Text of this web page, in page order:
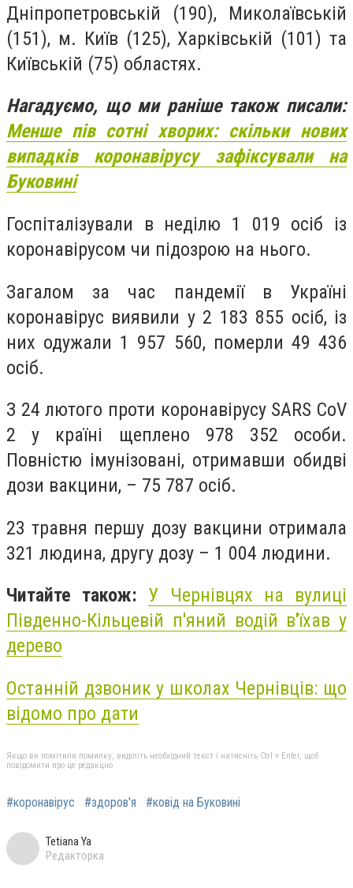
Дніпропетровській (190), Миколаївській
(151), м. Київ (125), Харківській (101) та
Київській (75) областях.
Нагадуємо, що ми раніше також писали:
Менше пів сотні хворих: скільки нових
випадків коронавірусу зафіксували на
Буковині
Госпіталізували в неділю 1 019 осіб із
коронавірусом чи підозрою на нього.
Загалом за час пандемії в Україні
коронавірус виявили у 2 183 855 осіб, із
них одужали 1 957 560, померли 49 436
осіб.
З 24 лютого проти коронавірусу SARS CoV
2 у країні щеплено 978 352 особи.
Повністю імунізовані, отримавши обидві
дози вакцини, – 75 787 осіб.
23 травня першу дозу вакцини отримала
321 людина, другу дозу – 1 004 людини.
Читайте також: У Чернівцях на вулиці
Південно-Кільцевій п'яний водій в'їхав у
дерево
Останній дзвоник у школах Чернівців: що
відомо про дати
Якщо ви помітили помилку, виділіть необхідний текст і натисніть Ctrl + Enter, щоб
повідомити про це редакцію
#коронавірус #здоров'я #ковід на Буковині
Tetiana Ya
Редакторка